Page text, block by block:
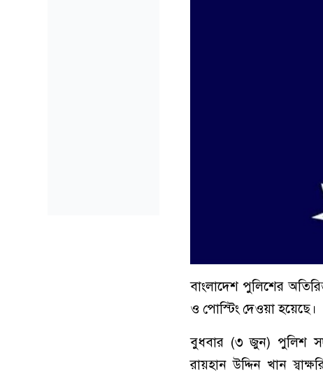
বাংলাদেশ পুলিশের
ও পোস্টিং দেওয়া হয়েছে।
বুধবার (৩ জুন) পুলিশ
রায়হান উদ্দিন খান